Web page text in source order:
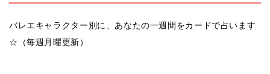
バレエキャラクター別に、あなたの一週間をカードで占います
☆（毎週月曜更新）